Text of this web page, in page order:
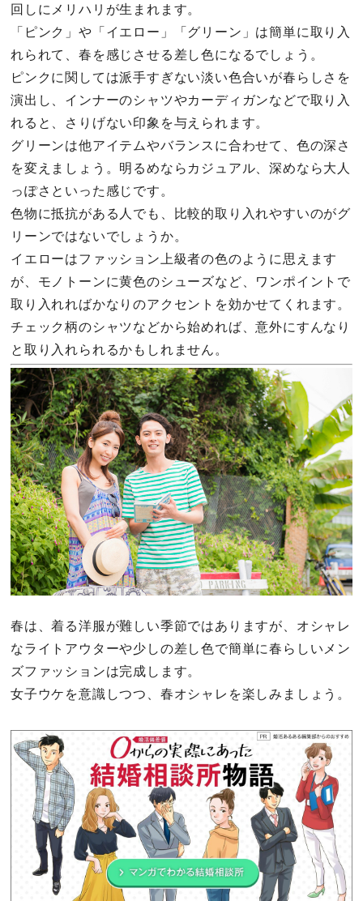
回しにメリハリが生まれます。
「ピンク」や「イエロー」「グリーン」は簡単に取り入
れられて、春を感じさせる差し色になるでしょう。
ピンクに関しては派手すぎない淡い色合いが春らしさを
演出し、インナーのシャツやカーディガンなどで取り入
れると、さりげない印象を与えられます。
グリーンは他アイテムやバランスに合わせて、色の深さ
を変えましょう。明るめならカジュアル、深めなら大人
っぽさといった感じです。
色物に抵抗がある人でも、比較的取り入れやすいのがグ
リーンではないでしょうか。
イエローはファッション上級者の色のように思えます
が、モノトーンに黄色のシューズなど、ワンポイントで
取り入れればかなりのアクセントを効かせてくれます。
チェック柄のシャツなどから始めれば、意外にすんなり
と取り入れられるかもしれません。
春は、着る洋服が難しい季節ではありますが、オシャレ
なライトアウターや少しの差し色で簡単に春らしいメン
ズファッションは完成します。
女子ウケを意識しつつ、春オシャレを楽しみましょう。